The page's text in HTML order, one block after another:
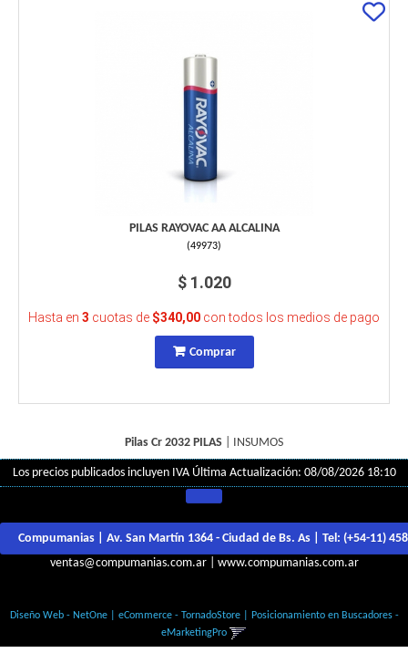
PILAS RAYOVAC AA ALCALINA
(49973)
$ 1.020
Hasta en 3 cuotas de $340,00 con todos los medios de pago
Comprar
Pilas Cr 2032 PILAS INSUMOS
Los precios publicados incluyen IVA Última Actualización: 08/08/2026 18:10
Compumanias | Av. San Martín 1364 - Ciudad de Bs. As | Tel: (+54-11)
ventas@compumanias.com.ar| www.compumanias.com.ar
Diseño Web - NetOne| eCommerce - TornadoStore| Posicionamiento en Buscadores -
eMarketingPro